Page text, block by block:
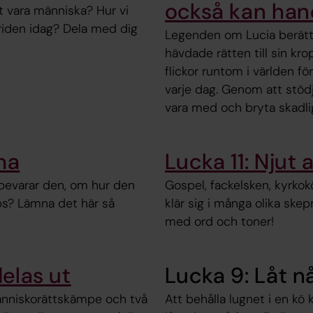
människa? Hur vi
idag? Dela med dig
också kan
Legenden om Lucia
hävdade rätten till sin
flickor runtom i världen
varje dag. Genom att
vara med och bryta
den, om hur den
Lämna det här så
Lucka 11: Njut
Gospel, fackelsken,
klär sig i många olika
med ord och toner!
ut
och två
Lucka 9: Låt
Att behålla lugnet i en kö